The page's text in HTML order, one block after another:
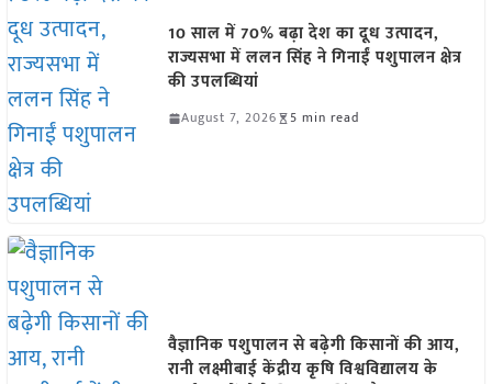
10 साल में 70% बढ़ा देश का दूध उत्पादन,
राज्यसभा में ललन सिंह ने गिनाईं पशुपालन क्षेत्र
की उपलब्धियां
August 7, 2026 5 min read
वैज्ञानिक पशुपालन से बढ़ेगी किसानों की आय,
रानी लक्ष्मीबाई केंद्रीय कृषि विश्वविद्यालय के